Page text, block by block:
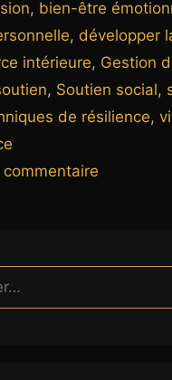
, bien-être
, développer
intérieure, Gestion
, Soutien social,
de résilience,